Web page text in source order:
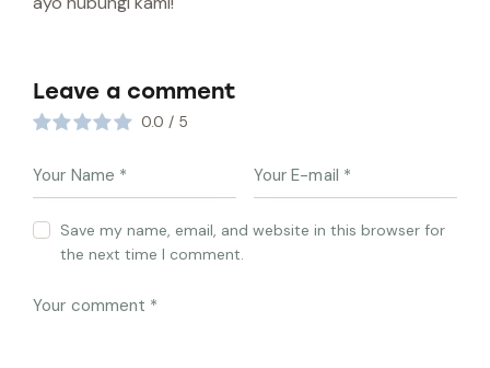
Leave a comment
0.0 / 5
Save my name, email, and website in this browser for
the next time I comment.